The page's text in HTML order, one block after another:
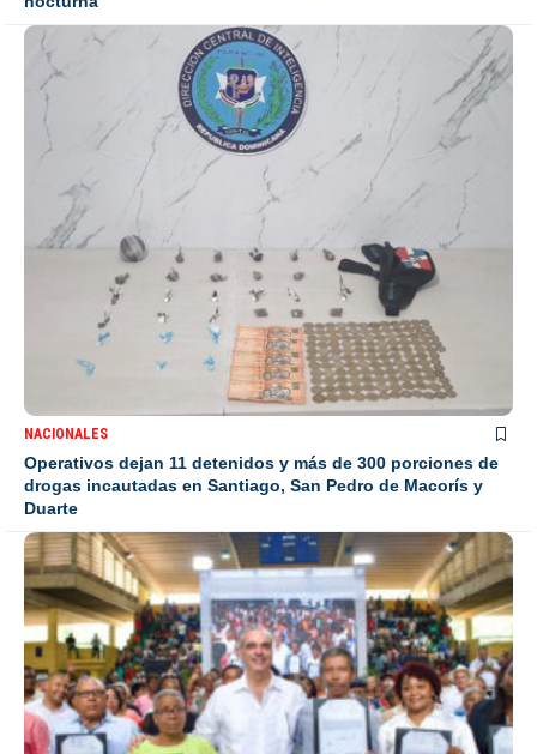
NACIONALES
Operativos dejan 11 detenidos y más de 300 porciones de
drogas incautadas en Santiago, San Pedro de Macorís y
Duarte